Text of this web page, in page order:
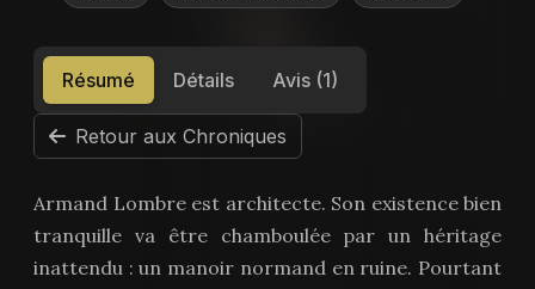
Résumé Détails Avis (1)
Retour aux Chroniques
Armand Lombre est architecte. Son existence bien
tranquille va être chamboulée par un héritage
inattendu : un manoir normand en ruine. Pourtant